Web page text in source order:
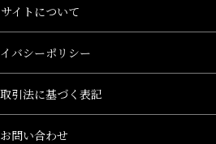
イトについて
バシーポリシー
引法に基づく表記
お問い合わせ